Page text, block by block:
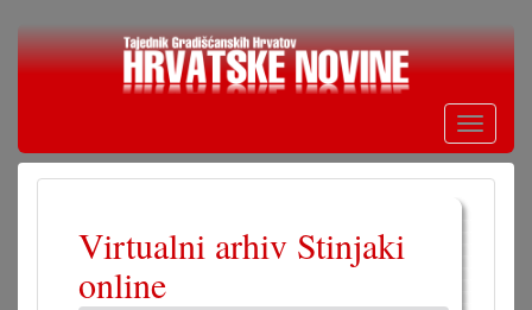
Skoči
Toggle
Virtualni arhiv Stinjaki
online